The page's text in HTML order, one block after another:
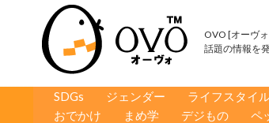
OVO [オーヴ
話題の情報を
コンテンツへ移動
SDGs ジェンダー ライフスタイ
おでかけ
まめ学 デジもの ペ